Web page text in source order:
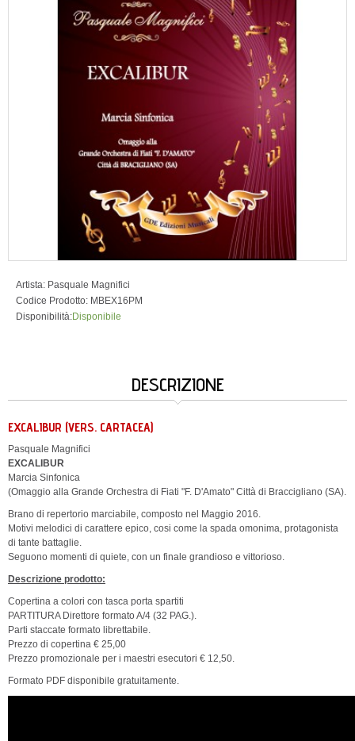
Artista: Pasquale Magnifici
Codice Prodotto: MBEX16PM
Disponibilità:Disponibile
DESCRIZIONE
EXCALIBUR (VERS. CARTACEA)
Pasquale Magnifici
EXCALIBUR
Marcia Sinfonica
(Omaggio alla Grande Orchestra di Fiati "F. D'Amato" Città di Braccigliano (SA).
Brano di repertorio marciabile, composto nel Maggio 2016.
Motivi melodici di carattere epico, cosi come la spada omonima, protagonista
di tante battaglie.
Seguono momenti di quiete, con un finale grandioso e vittorioso.
Descrizione prodotto:
Copertina a colori con tasca porta spartiti
PARTITURA Direttore formato A/4 (32 PAG.).
Parti staccate formato librettabile.
Prezzo di copertina € 25,00
Prezzo promozionale per i maestri esecutori € 12,50.
Formato PDF disponibile gratuitamente.